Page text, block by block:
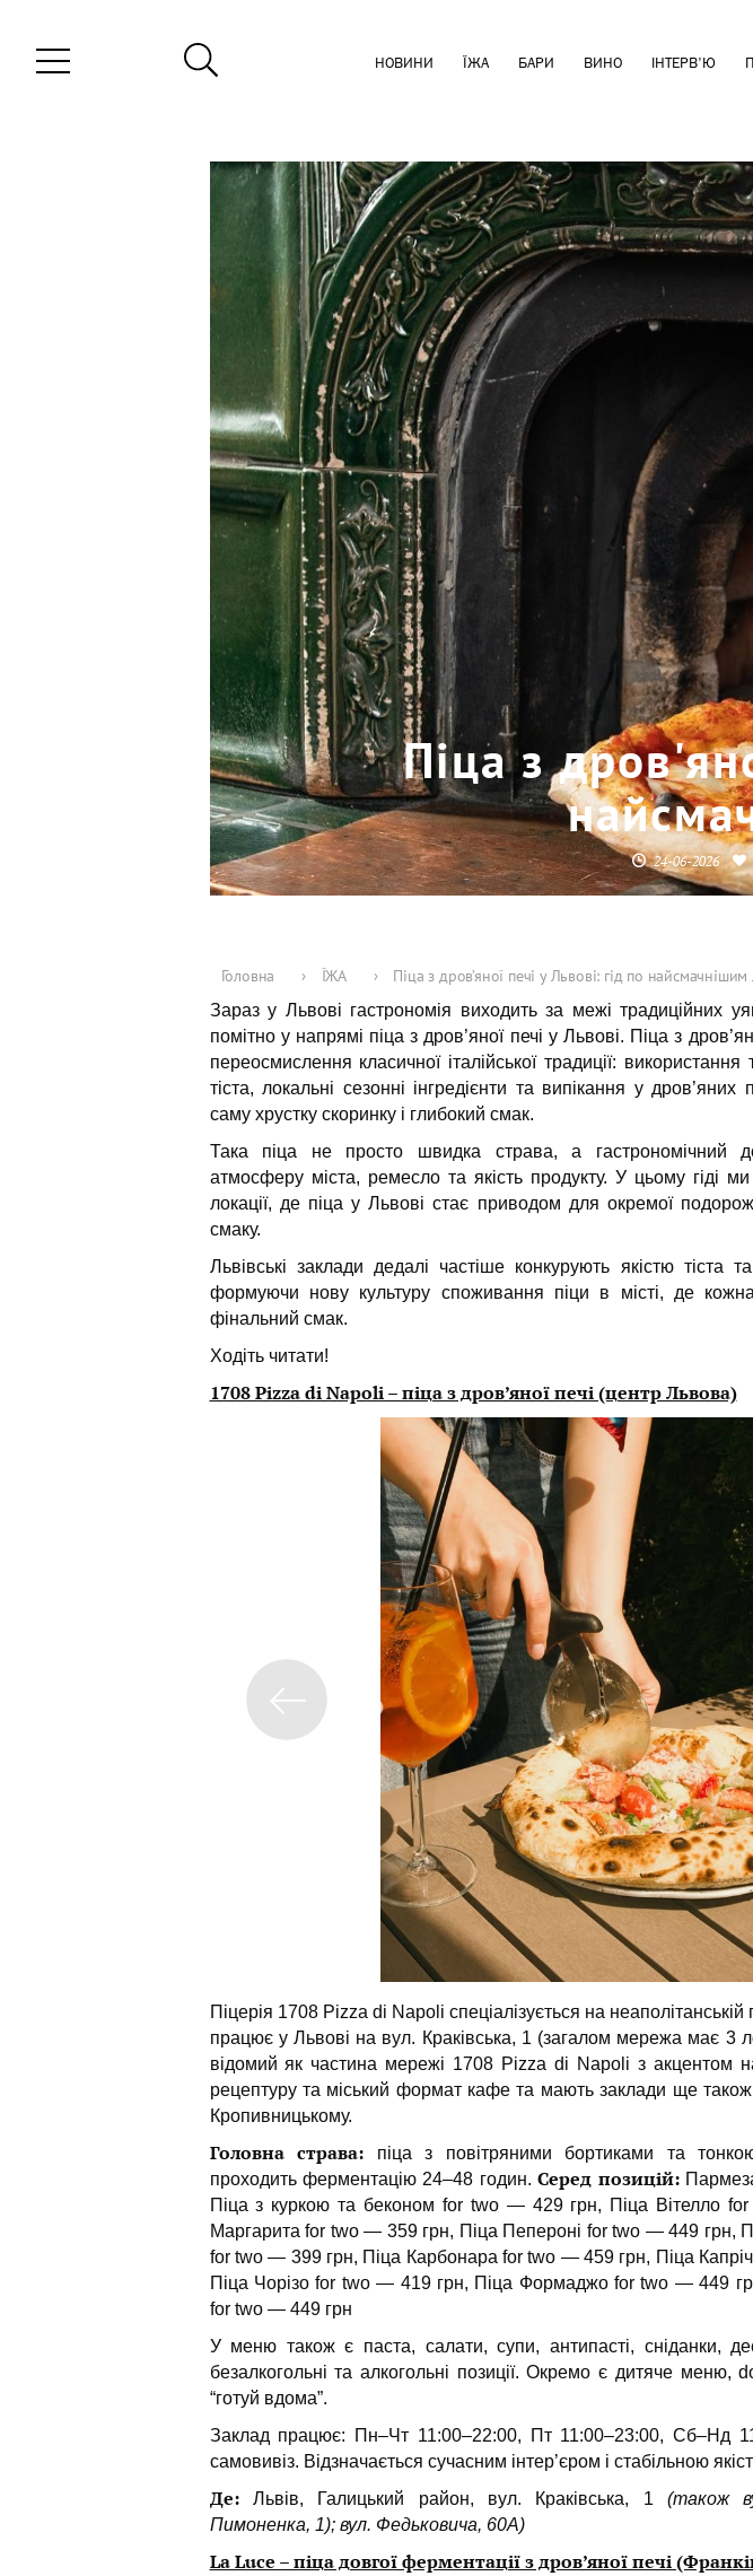
НОВИНИ ЇЖА БАРИ ВИНО ІНТЕРВ'Ю
Піца з
24-06-2026
Головна › ЇЖА › Піца з дров’яної печі у Львові: гід по найсмачнішим
Зараз у Львові гастрономія виходить за межі традиційних
помітно у напрямі піца з дров’яної печі у Львові. Піца з
переосмислення класичної італійської традиції: використання
тіста, локальні сезонні інгредієнти та випікання у
саму хрустку скоринку і глибокий смак.
Така піца не просто швидка страва, а гастрономічний
атмосферу міста, ремесло та якість продукту. У цьому гіді
локації, де піца у Львові стає приводом для окремої
смаку.
Львівські заклади дедалі частіше конкурують якістю тіста
формуючи нову культуру споживання піци в місті, де
фінальний смак.
Ходіть читати!
1708 Pizza di Napoli – піца з дров’яної печі (центр Львова)
Піцерія 1708 Pizza di Napoli спеціалізується на неаполітанській
працює у Львові на вул. Краківська, 1 (загалом мережа має 3
відомий як частина мережі 1708 Pizza di Napoli з акцентом на
рецептуру та міський формат кафе та мають заклади ще
Кропивницькому.
Головна страва: піца з повітряними бортиками та
проходить ферментацію 24–48 годин.Серед позицій:
Піца з куркою та беконом for two — 429 грн, Піца Вітелло
Маргарита for two — 359 грн, Піца Пепероні for two — 449 грн,
for two — 399 грн, Піца Карбонара for two — 459 грн, Піца
Піца Чорізо for two — 419 грн, Піца Формаджо for two — 449
for two — 449 грн
У меню також є паста, салати, супи, антипасті, сніданки,
безалкогольні та алкогольні позиції. Окремо є дитяче меню,
“готуй вдома”.
Заклад працює: Пн–Чт 11:00–22:00, Пт 11:00–23:00, Сб–Нд
самовивіз. Відзначається сучасним інтер’єром і стабільною
Де:Львів, Галицький район, вул. Краківська, 1(також
Пимоненка, 1); вул. Федьковича, 60А)
La Luce – піца довгої ферментації з дров’яної печі